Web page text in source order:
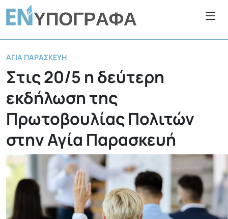
ΑΓΊΑ ΠΑΡΑΣΚΕΥΉ
Στις 20/5 η δεύτερη
εκδήλωση της
Πρωτοβουλίας Πολιτών
στην Αγία Παρασκευή